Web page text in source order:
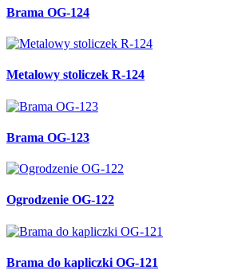
Brama OG-124
Metalowy stoliczek R-124
Brama OG-123
Ogrodzenie OG-122
Brama do kapliczki OG-121